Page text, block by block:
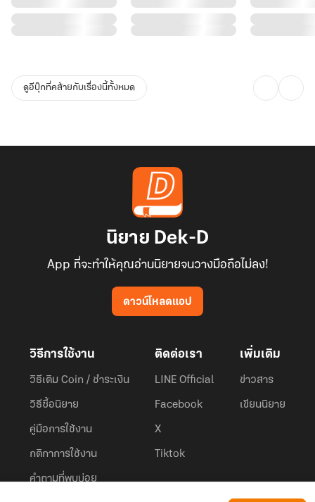
ดูอีบุ๊กที่คล้ายกับเรื่องนี้ทั้งหมด
นิยาย Dek-D
App ที่จะทำให้คุณอ่านนิยายจนวางมือถือไม่ลง!
ดาวน์โหลดแอป
วิธีการใช้งาน
วิธีเติม Coin / ชำระเงิน
วิธีซื้อนิยาย
คู่มือการใช้งาน
กติกาการใช้งาน
คำถามที่พบบ่อย
ติดต่อเรา
LINE Official
Facebook
X
Tiktok
เพิ่มเติม
ข่าวสาร
เขียนนิยาย